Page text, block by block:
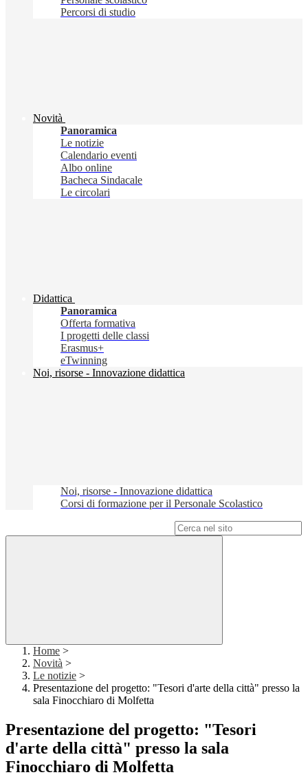
Percorsi di studio
Novità
Panoramica
Le notizie
Calendario eventi
Albo online
Bacheca Sindacale
Le circolari
Didattica
Panoramica
Offerta formativa
I progetti delle classi
Erasmus+
eTwinning
Noi, risorse - Innovazione didattica
Noi, risorse - Innovazione didattica
Corsi di formazione per il Personale Scolastico
Home >
Novità >
Le notizie >
Presentazione del progetto: "Tesori d'arte della città" presso la
sala Finocchiaro di Molfetta
Presentazione del progetto: "Tesori
d'arte della città" presso la sala
Finocchiaro di Molfetta